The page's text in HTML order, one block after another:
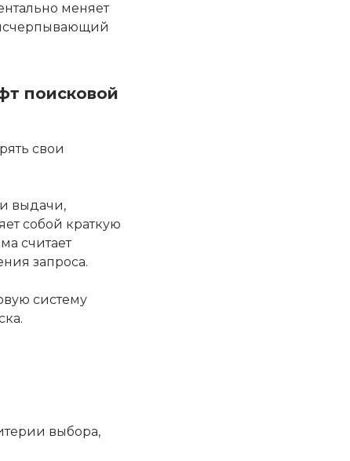
меняет
поисковой
свои
выдачи,
собой краткую
считает
запроса.
систему
выбора,